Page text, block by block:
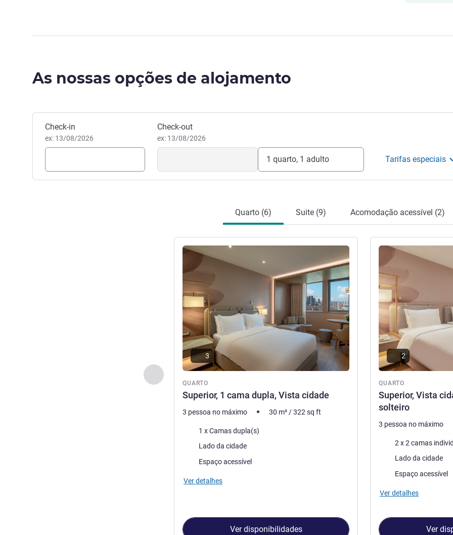
As nossas opções de alojamento
Reservar este hotel
Check-in
ex: 13/08/2026
Check-out
ex: 13/08/2026
1 quarto, 1 adulto Tarifas especiais
Quarto (6) Suite (9) Acomodação acessível (2)
Anterior - Quarto
QUARTO
Superior, 1 cama dupla, Vista cidade
Ver detalhes
3
3 pessoa no máximo 30 m² /322 sq ft
Cama1 x Camas dupla(s)
Vistas:Lado da cidade
Espaço acessível
Ver detalhes
Ver disponibilidades
QUARTO
Superior, Vista
solteiro
Ver detalhes
2
3 pessoa no máximo
Cama2 x 2 camas
Vistas:Lado da cidade
Espaço acessível
Ver detalhes
Ver